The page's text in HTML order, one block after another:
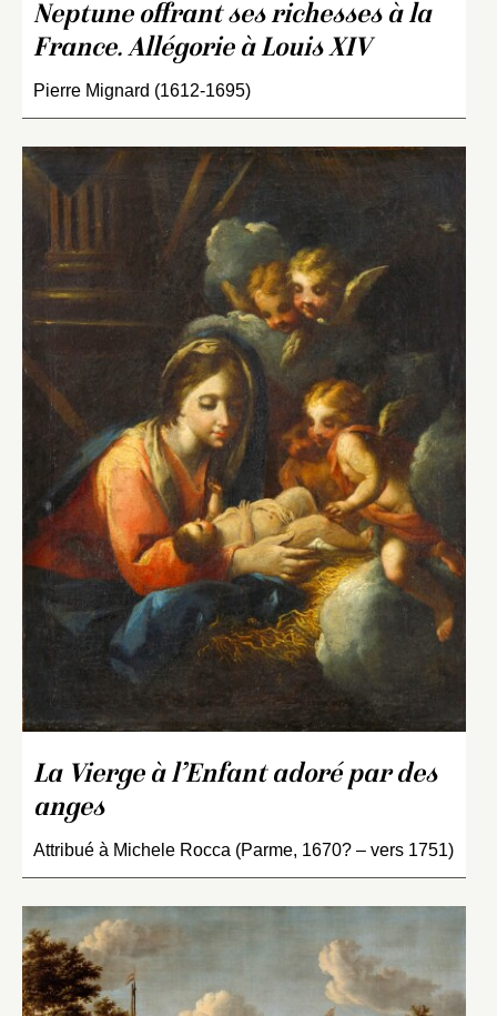
Neptune offrant ses richesses à la
France. Allégorie à Louis XIV
Pierre Mignard (1612-1695)
La Vierge à l’Enfant adoré par des
anges
Attribué à Michele Rocca (Parme, 1670? – vers 1751)